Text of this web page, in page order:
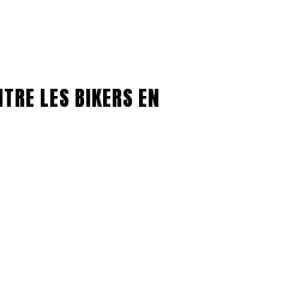
LES BIKERS EN